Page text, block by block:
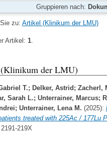
Gruppieren nach:
zu: Artikel (Klinikum der LMU)
Artikel: 1.
der LMU)
T.; Delker, Astrid ; Zacherl,
Sarah L.; Unterrainer, Marcus;
; Unterrainer, Lena M. (2025):
treated with 225Ac / 177Lu
219X